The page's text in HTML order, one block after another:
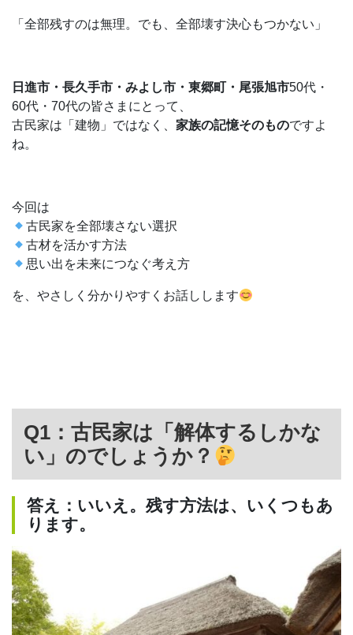
「全部残すのは無理。でも、全部壊す決心もつかない」
日進市・長久手市・みよし市・東郷町・尾張旭市50代・
60代・70代の皆さまにとって、
古民家は「建物」ではなく、 家族の記憶そのものですよ
ね。
今回は
古民家を全部壊さない選択
古材を活かす方法
思い出を未来につなぐ考え方
を、やさしく分かりやすくお話しします
Q1：古民家は「解体するしかな
い」のでしょうか？
答え：いいえ。残す方法は、いくつもあ
ります。